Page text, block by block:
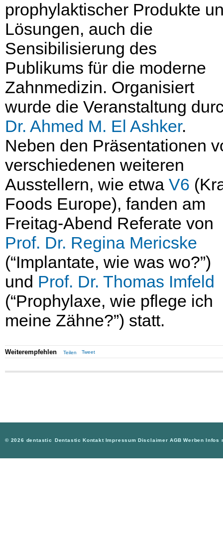
prophylaktischer Produkte
Lösungen, auch die
Sensibilisierung des
Publikums für die moderne
Zahnmedizin. Organisiert
wurde die Veranstaltung
Dr. Ahmed M. El Ashker.
Neben den Präsentationen
verschiedenen weiteren
Ausstellern, wie etwa V6
Foods Europe), fanden am
Freitag-Abend Referate von
Prof. Dr. Regina Mericske
(“Implantate, wie was wo?”)
und Prof. Dr. Thomas Imfeld
(“Prophylaxe, wie pflege ich
meine Zähne?”) statt.
Weiterempfehlen Teilen Tweet
© 2026 dentastic Dentastic Kontakt Impressum Disclaimer AGB Werben Infos